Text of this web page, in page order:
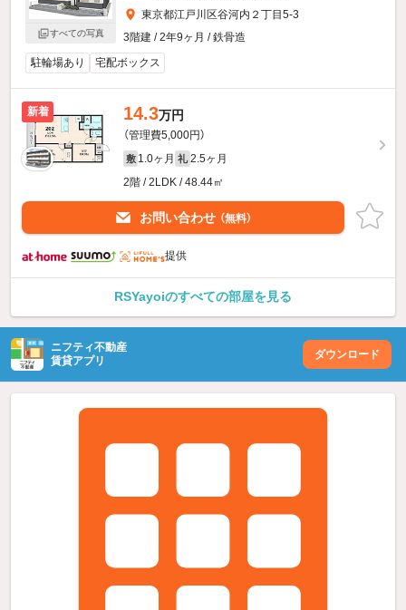
すべての写真
東京都江戸川区谷河内２丁目5-3
3階建 / 2年9ヶ月 / 鉄骨造
駐輪場あり
宅配ボックス
新着 14.3万円
（管理費5,000円）
敷 1.0ヶ月 礼 2.5ヶ月
2階 / 2LDK / 48.44㎡
お問い合わせ （無料）
提供
RSYayoiのすべての部屋を見る
ニフティ不動産
賃貸アプリ
ダウンロード